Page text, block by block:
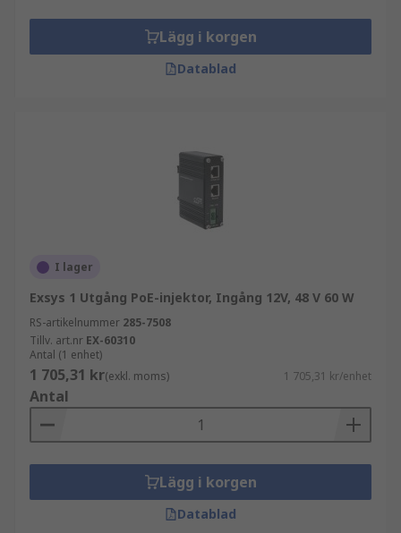
Lägg i korgen
Datablad
I lager
Exsys 1 Utgång PoE-injektor, Ingång 12V, 48 V 60 W
RS-artikelnummer 285-7508
Tillv. art.nr EX-60310
Antal (1 enhet)
1 705,31 kr(exkl. moms) 1 705,31 kr/enhet
Antal
Lägg i korgen
Datablad